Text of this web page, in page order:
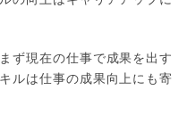
ず現在の仕事で成果を出す
ルは仕事の成果向上にも寄